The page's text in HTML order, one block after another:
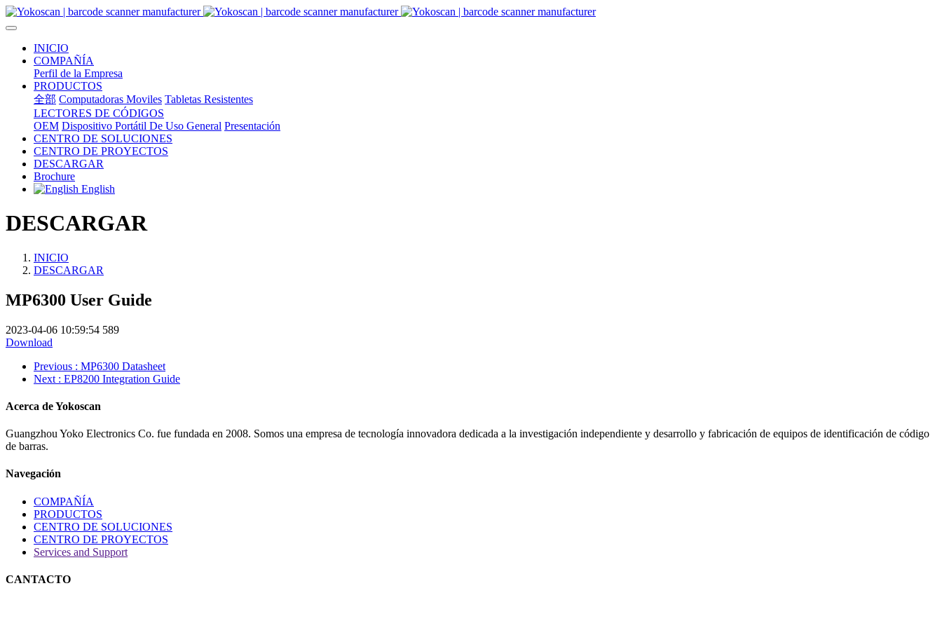
INICIO
COMPAÑÍA
Perfil de la Empresa
PRODUCTOS
全部 Computadoras Moviles Tabletas Resistentes
LECTORES DE CÓDIGOS
OEM Dispositivo Portátil De Uso General Presentación
CENTRO DE SOLUCIONES
CENTRO DE PROYECTOS
DESCARGAR
Brochure
English
DESCARGAR
INICIO
DESCARGAR
MP6300 User Guide
2023-04-06 10:59:54 589
Download
Previous : MP6300 Datasheet
Next : EP8200 Integration Guide
Acerca de Yokoscan
Guangzhou Yoko Electronics Co. fue fundada en 2008. Somos una empresa de tecnología innovadora dedicada a la investigación independiente y desarrollo y fabricación de equipos de identificación de código
de barras.
Navegación
COMPAÑÍA
PRODUCTOS
CENTRO DE SOLUCIONES
CENTRO DE PROYECTOS
Services and Support
CANTACTO